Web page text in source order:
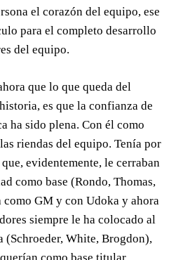
el corazón del equipo, ese
para el completo desarrollo
del equipo.
que lo que queda del
es que la confianza de
ha sido plena. Con él como
riendas del equipo. Tenía por
evidentemente, le cerraban
como base (Rondo, Thomas,
GM y con Udoka y ahora
siempre le ha colocado al
(Schroeder, White, Brogdon),